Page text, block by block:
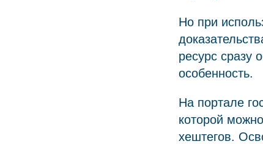
Но при
ресурс сразу
особенность.
На портале
которой
хештегов.